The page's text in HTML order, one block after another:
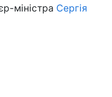
міністра Сергія